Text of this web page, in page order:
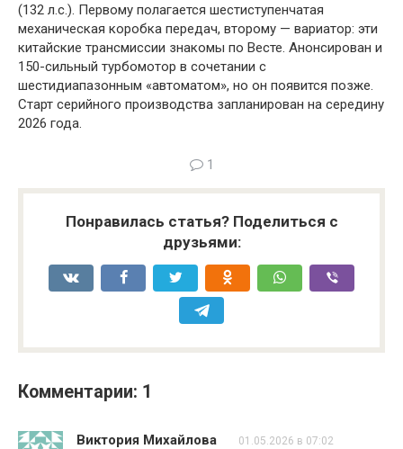
(132 л.с.). Первому полагается шестиступенчатая
механическая коробка передач, второму — вариатор: эти
китайские трансмиссии знакомы по Весте. Анонсирован и
150-сильный турбомотор в сочетании с
шестидиапазонным «автоматом», но он появится позже.
Старт серийного производства запланирован на середину
2026 года.
1
Понравилась статья? Поделиться с
друзьями:
Комментарии: 1
Виктория Михайлова 01.05.2026 в 07:02